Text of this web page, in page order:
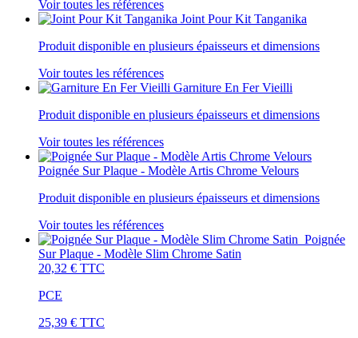
Voir toutes les références
Joint Pour Kit Tanganika
Produit disponible en plusieurs épaisseurs et dimensions
Voir toutes les références
Garniture En Fer Vieilli
Produit disponible en plusieurs épaisseurs et dimensions
Voir toutes les références
Poignée Sur Plaque - Modèle Artis Chrome Velours
Produit disponible en plusieurs épaisseurs et dimensions
Voir toutes les références
Poignée
Sur Plaque - Modèle Slim Chrome Satin
20,32 € TTC
PCE
25,39 € TTC